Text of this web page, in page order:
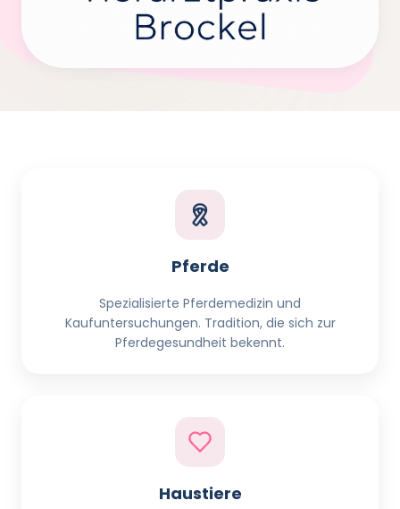
Pferde
Spezialisierte Pferdemedizin und
Kaufuntersuchungen. Tradition, die sich zur
Pferdegesundheit bekennt.
Haustiere